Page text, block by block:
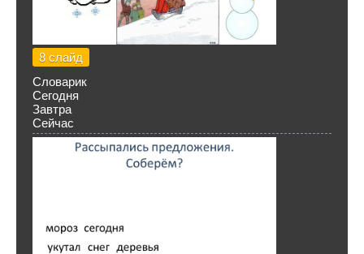
8 слайд
Словарик
Сегодня
Завтра
Сейчас